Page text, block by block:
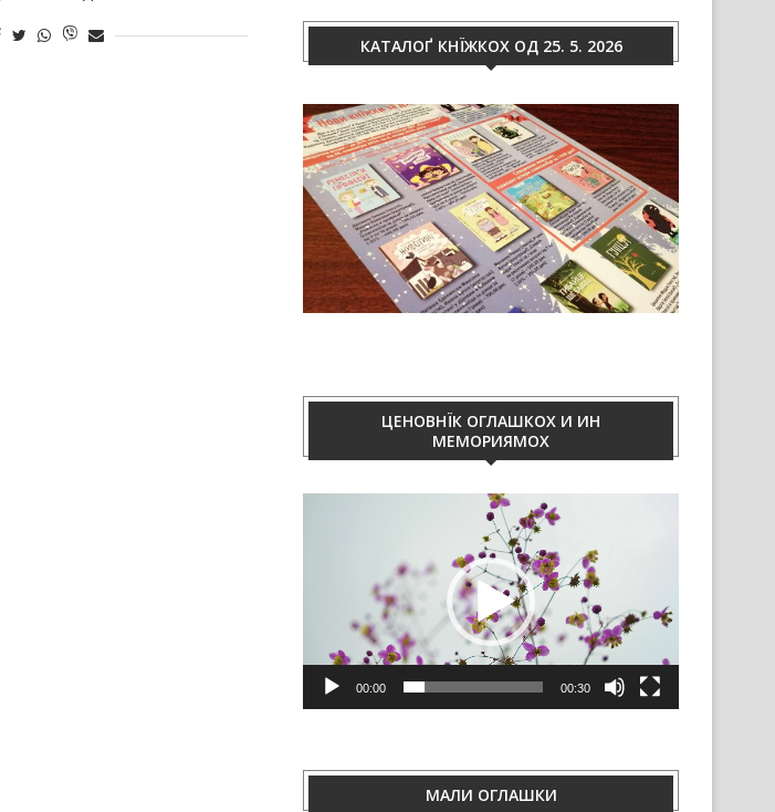
КАТАЛОҐ КНЇЖКОХ ОД 25. 5. 2026
ЦЕНОВНЇК ОГЛАШКОХ И ИН
МЕМОРИЯМОХ
00:00 00:30
МАЛИ ОГЛАШКИ